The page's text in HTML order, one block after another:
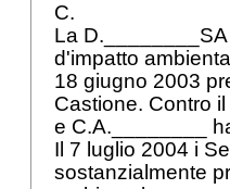
C.
La
d'impatto
18 giugno 2003
Castione. Contro
e C.A.________
Il 7 luglio 2004 i
sostanzialmente